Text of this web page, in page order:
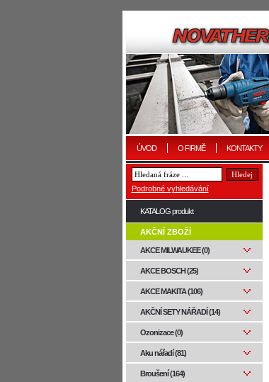
ÚVOD O FIRMĚ KONTAKTY
Podrobné vyhledávání
KATALOG produkt
AKČNÍ ZBOŽÍ
AKCE MILWAUKEE (0)
AKCE BOSCH (25)
AKCE MAKITA (106)
AKČNÍ SETY NÁŘADÍ (14)
Ozonizace (0)
Aku nářadí (81)
Broušení (164)